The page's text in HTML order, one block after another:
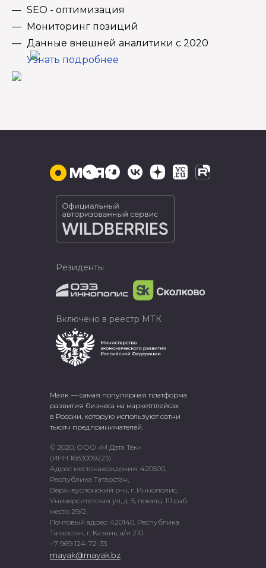
SEO - оптимизация
Мониторинг позиций
Данные внешней аналитики с 2020
Узнать подробнее
Маяк — самая популярная платформа
развития бизнеса на маркетплейсах
в России, которую используют сотни
тысяч предпринимателей.
© 2020, ООО «М Дата Тек»
(ИНН 1683009223)
Адрес местонахождения: 420500,
Республика Татарстан,
Верхнеуслонский р-н, г. Иннополис,
Университетская ул, д. 5, помещ. 111 раб.
место 29/2.
Почтовый адрес: 420140, Республика
Татарстан, г. Казань, а/я 210.
+7 969 124-72-33
mayak@mayak.bz
Резиденты
Включено в реестр МТК